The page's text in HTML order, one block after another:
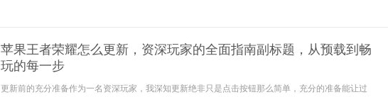
苹果王者荣耀怎么更新，资深玩家的全面指南副标题，从预载到畅
玩的每一步
更新前的充分准备作为一名资深玩家，我深知更新绝非只是点击按钮那么简单，充分的准备能让过